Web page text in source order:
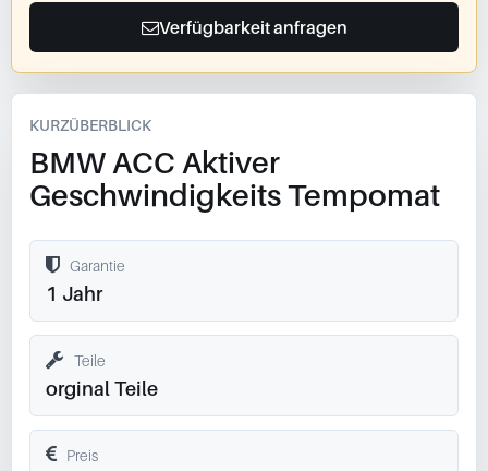
Verfügbarkeit anfragen
KURZÜBERBLICK
BMW ACC Aktiver
Geschwindigkeits Tempomat
Garantie
1 Jahr
Teile
orginal Teile
Preis